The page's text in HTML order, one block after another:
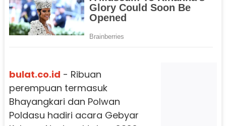
bulat.co.id - Ribuan
perempuan termasuk
Bhayangkari dan Polwan
Poldasu hadiri acara Gebyar